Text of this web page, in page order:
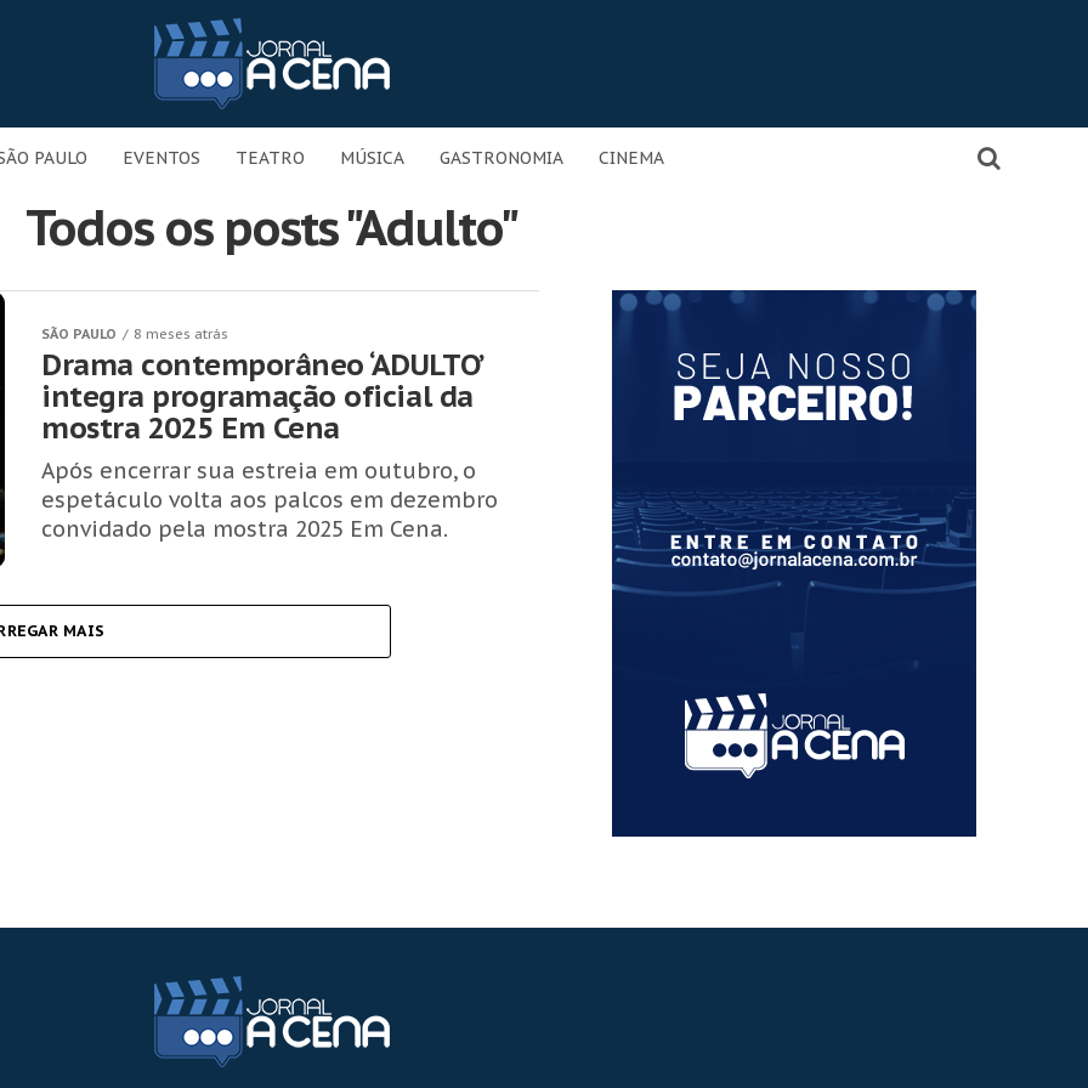
PAULO EVENTOS TEATRO MÚSICA GASTRONOMIA CINEMA
Todos os posts "Adulto"
SÃO PAULO 8 meses atrás
Drama contemporâneo ‘ADULTO’
integra programação oficial da
mostra 2025 Em Cena
Após encerrar sua estreia em outubro, o
espetáculo volta aos palcos em dezembro
convidado pela mostra 2025 Em Cena.
MAIS